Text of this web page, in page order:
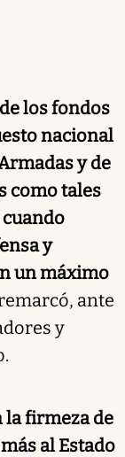
los fondos
nacional
y de
como tales
y
un máximo
ante
y
la firmeza de
al Estado